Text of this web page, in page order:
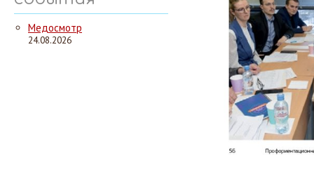
Медосмотр
24.08.2026